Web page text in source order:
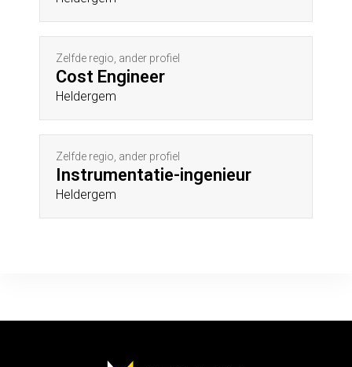
Zelfde regio, ander profiel
Cost Engineer
Heldergem
Zelfde regio, ander profiel
Instrumentatie-ingenieur
Heldergem